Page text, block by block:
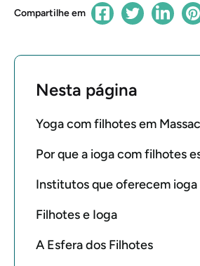
Compartilhe em
Nesta página
Yoga com filhotes em
Por que a ioga com filhotes
Institutos que oferecem
Filhotes e Ioga
A Esfera dos Filhotes